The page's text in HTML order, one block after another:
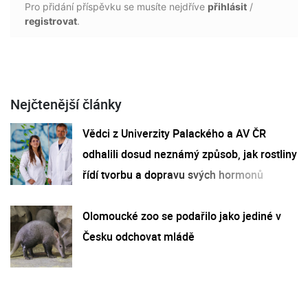
Pro přidání příspěvku se musíte nejdříve přihlásit /
registrovat.
Nejčtenější články
Vědci z Univerzity Palackého a AV ČR
odhalili dosud neznámý způsob, jak rostliny
řídí tvorbu a dopravu svých hormonů
Olomoucké zoo se podařilo jako jediné v
Česku odchovat mládě